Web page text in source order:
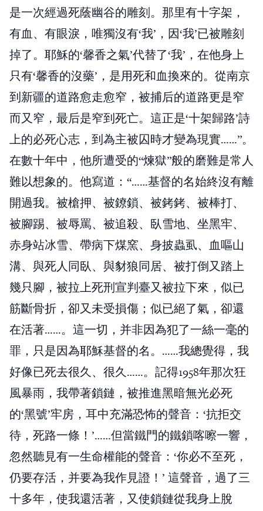
是一次經過死蔭幽谷的雕刻。那里有十字架，
有血、有眼淚，唯獨沒有‘我’，因‘我’已被雕刻
掉了。耶穌的‘馨香之氣’代替了‘我’，在他身上
只有‘馨香的沒藥’，是用死和血換來的。從南京
到新疆的道路愈走愈窄，被捕后的道路更是窄
而又窄，最后是窄到死亡。這正是‘十架歸路’詩
上的必死心志，到為主被囚時才變為現實……”。
在數十年中，他所遭受的“煉獄”般的磨難是常人
難以想象的。他寫道：“……基督的名始終沒有離
開過我。被槍押、被鐐鎖、被銬銬、被棒打、
被腳踢、被辱罵、被追殺、臥雪地、坐黑牢、
赤身站冰雪、帶病下煤窯、身披蟲虱、血嘔山
溝、與死人同臥、與豺狼同居、被打倒又踏上
幾只腳，被拉上死刑宣判臺又被拉下來，似已
筋斷骨折，卻又未受損傷；似已絕了氣，卻還
在活著……。這一切，并非因為犯了一絲一毫的
罪，只是因為耶穌基督的名。……我總覺得，我
好像已死去很久、很久……。記得1958年那次狂
風暴雨，我帶著鎖鏈，被推進黑暗無光必死
的‘黑號’牢房，耳中充滿恐怖的聲音：‘抗拒交
待，死路一條！’……但當鐵門的鐵鎖喀嚓一響，
忽然聽見有一生命權能的聲音：‘你必不至死，
仍要存活，并要為我作見證！’ 這聲音，過了三
十多年，使我還活著，又使鎖鏈從我身上脫